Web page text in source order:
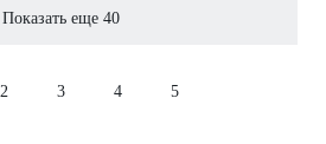
Показать еще 40
2 3 4 5